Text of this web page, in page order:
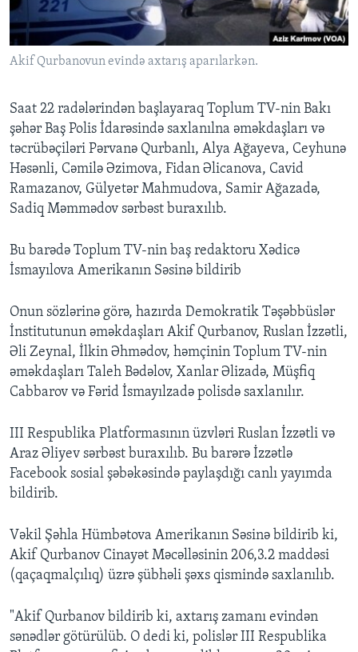
Akif Qurbanovun evində axtarış aparılarkən.
Saat 22 radələrindən başlayaraq Toplum TV-nin Bakı
şəhər Baş Polis İdarəsində saxlanılna əməkdaşları və
təcrübəçiləri Pərvanə Qurbanlı, Alya Ağayeva, Ceyhunə
Həsənli, Cəmilə Əzimova, Fidan Əlicanova, Cavid
Ramazanov, Gülyetər Mahmudova, Samir Ağazadə,
Sadiq Məmmədov sərbəst buraxılıb.
Bu barədə Toplum TV-nin baş redaktoru Xədicə
İsmayılova Amerikanın Səsinə bildirib
Onun sözlərinə görə, hazırda Demokratik Təşəbbüslər
İnstitutunun əməkdaşları Akif Qurbanov, Ruslan İzzətli,
Əli Zeynal, İlkin Əhmədov, həmçinin Toplum TV-nin
əməkdaşları Taleh Bədəlov, Xanlar Əlizadə, Müşfiq
Cabbarov və Fərid İsmayılzadə polisdə saxlanılır.
III Respublika Platformasının üzvləri Ruslan İzzətli və
Araz Əliyev sərbəst buraxılıb. Bu barərə İzzətlə
Facebook sosial şəbəkəsində paylaşdığı canlı yayımda
bildirib.
Vəkil Şəhla Hümbətova Amerikanın Səsinə bildirib ki,
Akif Qurbanov Cinayət Məcəlləsinin 206,3.2 maddəsi
(qaçaqmalçılıq) üzrə şübhəli şəxs qismində saxlanılıb.
"Akif Qurbanov bildirib ki, axtarış zamanı evindən
sənədlər götürülüb. O dedi ki, polislər III Respublika